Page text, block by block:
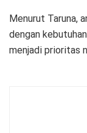
Menurut Taruna,
dengan
menjadi prioritas